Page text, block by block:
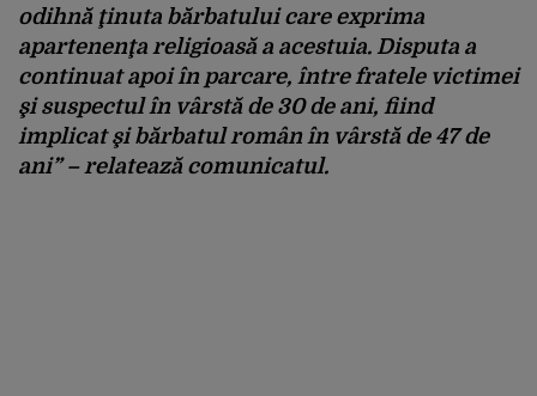
odihnă ţinuta bărbatului care exprima
apartenenţa religioasă a acestuia. Disputa a
continuat apoi în parcare, între fratele victimei
şi suspectul în vârstă de 30 de ani, fiind
implicat şi bărbatul român în vârstă de 47 de
ani” – relatează comunicatul.